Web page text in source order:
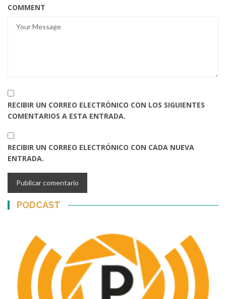
COMMENT
RECIBIR UN CORREO ELECTRÓNICO CON LOS SIGUIENTES
COMENTARIOS A ESTA ENTRADA.
RECIBIR UN CORREO ELECTRÓNICO CON CADA NUEVA
ENTRADA.
PODCAST